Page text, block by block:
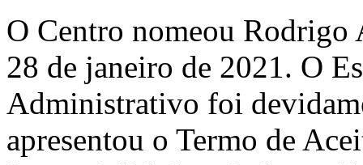
O Centro nomeou Rodrigo
28 de janeiro de 2021. O
Administrativo foi
apresentou o Termo de